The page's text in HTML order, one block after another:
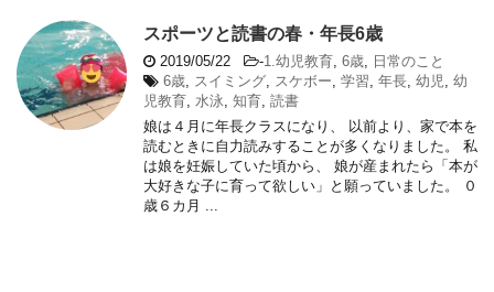
スポーツと読書の春・年長6歳
2019/05/22 -1.幼児教育, 6歳, 日常のこと
6歳, スイミング, スケボー, 学習, 年長, 幼児, 幼
児教育, 水泳, 知育, 読書
娘は４月に年長クラスになり、 以前より、家で本を
読むときに自力読みすることが多くなりました。 私
は娘を妊娠していた頃から、 娘が産まれたら「本が
大好きな子に育って欲しい」と願っていました。 ０
歳６カ月 ...